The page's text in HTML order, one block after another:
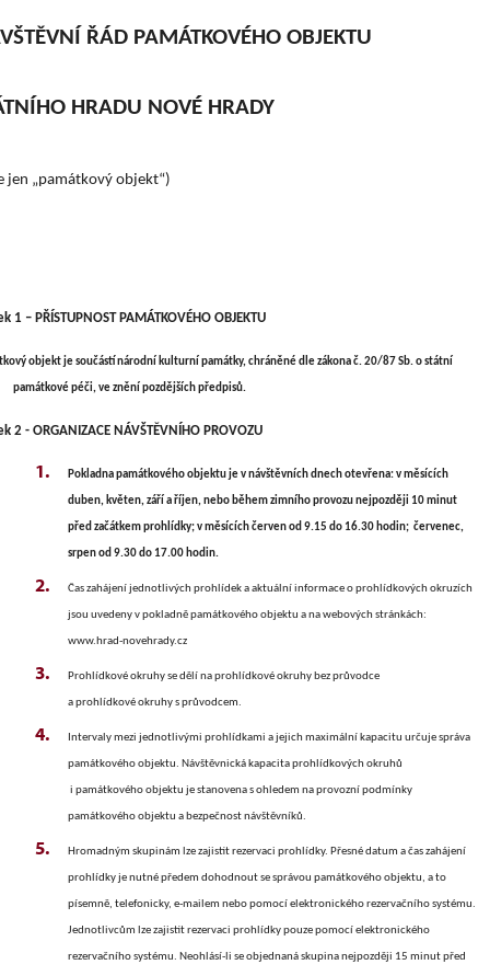
ŘÁD PAMÁTKOVÉHO OBJEKTU
HRADU NOVÉ HRADY
jen „památkový objekt“)
1 – PŘÍSTUPNOST PAMÁTKOVÉHO OBJEKTU
objekt je součástí národní kulturní památky, chráněné dle zákona č. 20/87 Sb. o státní
památkové péči, ve znění pozdějších předpisů.
2 - ORGANIZACE NÁVŠTĚVNÍHO PROVOZU
Pokladna památkového objektu je v návštěvních dnech otevřena: v měsících
duben, květen, září a říjen, nebo během zimního provozu nejpozději 10 minut
před začátkem prohlídky; v měsících červen od 9.15 do 16.30 hodin; červenec,
srpen od 9.30 do 17.00 hodin.
Čas zahájení jednotlivých prohlídek a aktuální informace o prohlídkových okruzích
jsou uvedeny v pokladně památkového objektu a na webových stránkách:
www.hrad-novehrady.cz
Prohlídkové okruhy se dělí na prohlídkové okruhy bez průvodce
a prohlídkové okruhy s průvodcem.
Intervaly mezi jednotlivými prohlídkami a jejich maximální kapacitu určuje správa
památkového objektu. Návštěvnická kapacita prohlídkových okruhů
i památkového objektu je stanovena s ohledem na provozní podmínky
památkového objektu a bezpečnost návštěvníků.
Hromadným skupinám lze zajistit rezervaci prohlídky. Přesné datum a čas zahájení
prohlídky je nutné předem dohodnout se správou památkového objektu, a to
písemně, telefonicky, e-mailem nebo pomocí elektronického rezervačního systému.
Jednotlivcům lze zajistit rezervaci prohlídky pouze pomocí elektronického
rezervačního systému. Neohlásí-li se objednaná skupina nejpozději 15 minut před